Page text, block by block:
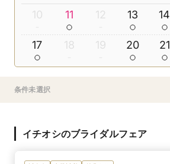
10 11 12 13 14
17 18 19 20 21
条件未選択
イチオシのブライダルフェア